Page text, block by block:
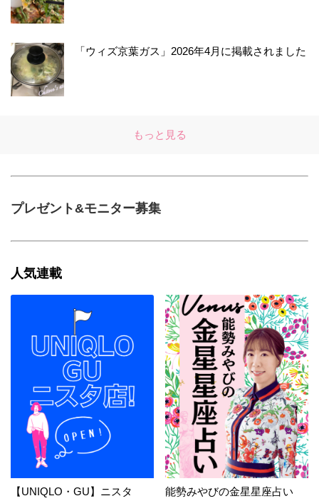
「ウィズ京葉ガス」2026年4月に掲載されました
もっと見る
プレゼント&モニター募集
人気連載
【UNIQLO・GU】ニスタ
能勢みやびの金星星座占い